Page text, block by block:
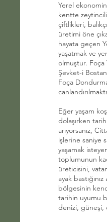
Yerel
kentte
çiftlikleri,
üretimi öne
hayata geçen
yaşatmak ve
olmuştur. Foça
Şevket-i
Foça
Eğer yaşam
dolaşırken
arıyorsanız,
işlerine saniye
yaşamak
toplumunun
üreticisini,
ayak
bölgesinin
tarihin uyumu
denizi, güneşi,